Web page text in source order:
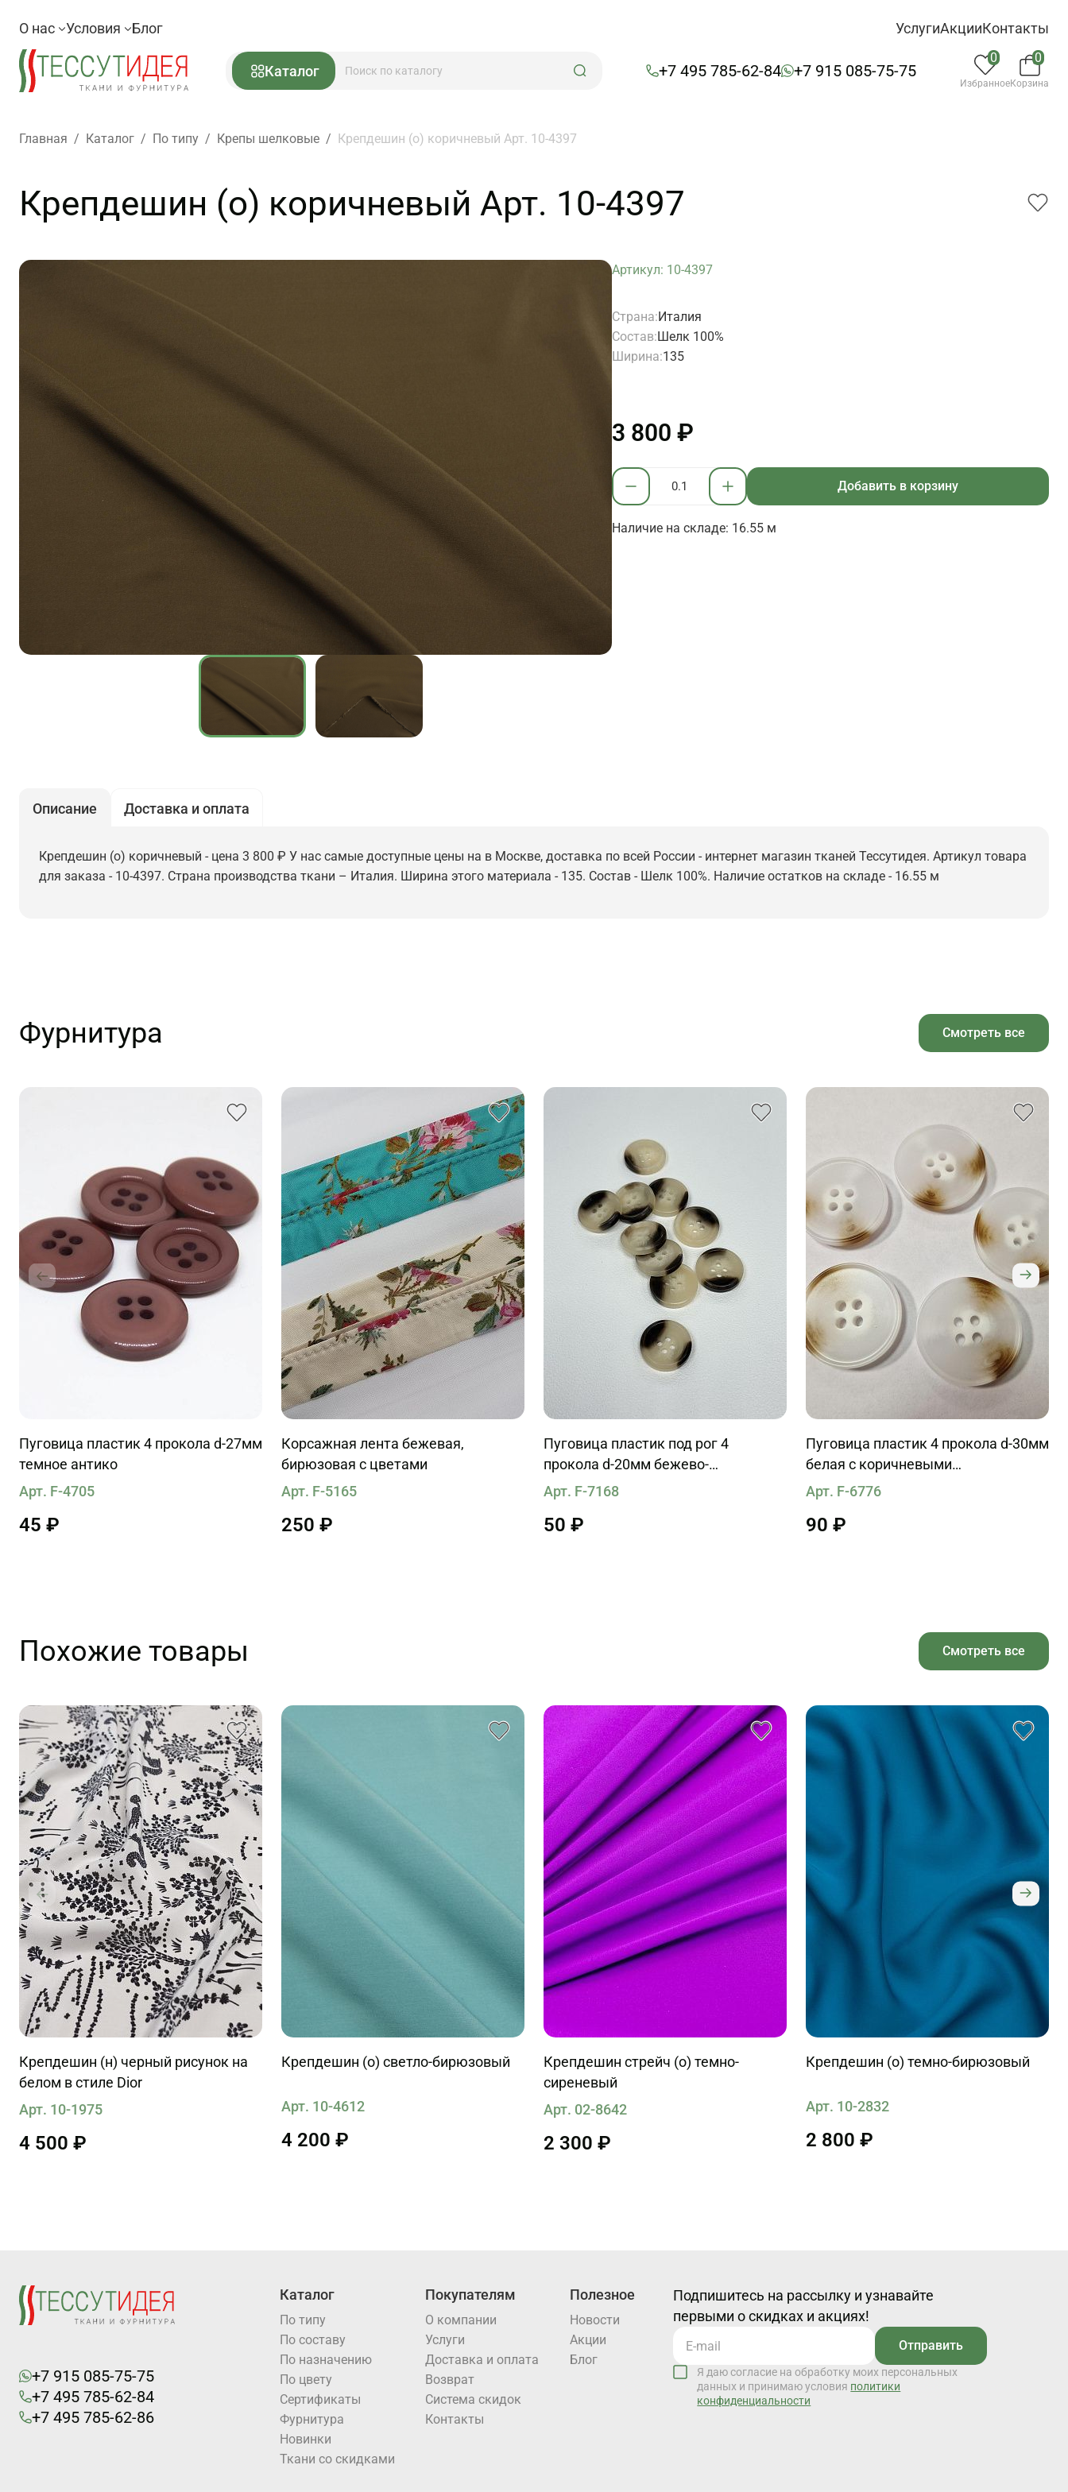
О нас Условия Блог УслугиАкцииКонтакты
Каталог +7 495 785-62-84 +7 915 085-75-75
0
Избранное
0
Корзина
Главная / Каталог / По типу / Крепы шелковые / Крепдешин (о) коричневый Арт. 10-4397
Крепдешин (о) коричневый Арт. 10-4397
Артикул: 10-4397
Страна:Италия
Состав:Шелк 100%
Ширина:135
3 800 ₽
Добавить в корзину
Наличие на складе: 16.55 м
Описание Доставка и оплата
Крепдешин (о) коричневый - цена 3 800 ₽ У нас самые доступные цены на в Москве, доставка по всей России - интернет магазин тканей Тессутидея. Артикул товара
для заказа - 10-4397. Страна производства ткани – Италия. Ширина этого материала - 135. Состав - Шелк 100%. Наличие остатков на складе - 16.55 м
Фурнитура Смотреть все
Пуговица пластик 4 прокола d-27мм
темное антико
Арт. F-4705
45 ₽
Корсажная лента бежевая,
бирюзовая с цветами
Арт. F-5165
250 ₽
Пуговица пластик под рог 4
прокола d-20мм бежево-
коричневая
Арт. F-7168
50 ₽
Пуговица пластик 4 прокола d-30мм
белая с коричневыми
вкраплениями
Арт. F-6776
90 ₽
Похожие товары Смотреть все
Крепдешин (н) черный рисунок на
белом в стиле Dior
Арт. 10-1975
4 500 ₽
Крепдешин (о) светло-бирюзовый
Арт. 10-4612
4 200 ₽
Крепдешин стрейч (о) темно-
сиреневый
Арт. 02-8642
2 300 ₽
Крепдешин (о) темно-бирюзовый
Арт. 10-2832
2 800 ₽
+7 915 085-75-75
+7 495 785-62-84
+7 495 785-62-86
Каталог
По типу
По составу
По назначению
По цвету
Cертификаты
Фурнитура
Новинки
Ткани со скидками
Покупателям
О компании
Услуги
Доставка и оплата
Возврат
Система скидок
Контакты
Полезное
Новости
Акции
Блог
Подпишитесь на рассылку и узнавайте
первыми о скидках и акциях!
Отправить
Я даю согласие на обработку моих персональных
данных и принимаю условия политики
конфиденциальности